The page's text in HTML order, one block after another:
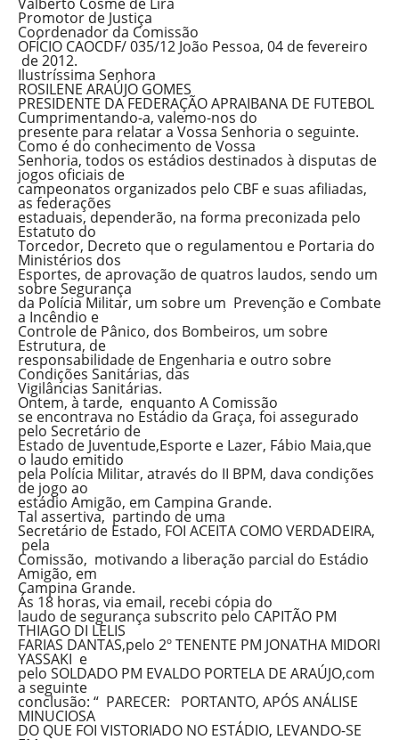
Promotor de Justiça
Coordenador da Comissão
OFÍCIO CAOCDF/ 035/12 João Pessoa, 04 de fevereiro
de 2012.
Ilustríssima Senhora
ROSILENE ARAÚJO GOMES
PRESIDENTE DA FEDERAÇÃO APRAIBANA DE FUTEBOL
Cumprimentando-a, valemo-nos do
presente para relatar a Vossa Senhoria o seguinte.
Como é do conhecimento de Vossa
Senhoria, todos os estádios destinados à disputas de
jogos oficiais de
campeonatos organizados pelo CBF e suas afiliadas,
as federações
estaduais, dependerão, na forma preconizada pelo
Estatuto do
Torcedor, Decreto que o regulamentou e Portaria do
Ministérios dos
Esportes, de aprovação de quatros laudos, sendo um
sobre Segurança
da Polícia Militar, um sobre um Prevenção e Combate
a Incêndio e
Controle de Pânico, dos Bombeiros, um sobre
Estrutura, de
responsabilidade de Engenharia e outro sobre
Condições Sanitárias, das
Vigilâncias Sanitárias.
Ontem, à tarde, enquanto A Comissão
se encontrava no Estádio da Graça, foi assegurado
pelo Secretário de
Estado de Juventude,Esporte e Lazer, Fábio Maia,que
o laudo emitido
pela Polícia Militar, através do II BPM, dava condições
de jogo ao
estádio Amigão, em Campina Grande.
Tal assertiva, partindo de uma
Secretário de Estado, FOI ACEITA COMO VERDADEIRA,
pela
Comissão, motivando a liberação parcial do Estádio
Amigão, em
Campina Grande.
Ás 18 horas, via email, recebi cópia do
laudo de segurança subscrito pelo CAPITÃO PM
THIAGO DI LELIS
FARIAS DANTAS,pelo 2º TENENTE PM JONATHA MIDORI
YASSAKI e
pelo SOLDADO PM EVALDO PORTELA DE ARAÚJO,com
a seguinte
conclusão: “ PARECER: PORTANTO, APÓS ANÁLISE
MINUCIOSA
DO QUE FOI VISTORIADO NO ESTÁDIO, LEVANDO-SE